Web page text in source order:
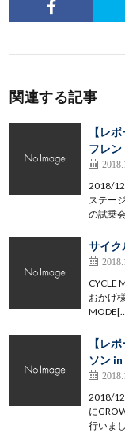
関連する記事
【レ
フレ
2018/
ステー
の試乗
サイク
CYCLE
おかげ
【レ
ソン
2018/
に
行いま